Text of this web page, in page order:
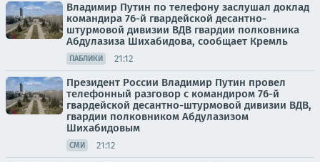
Владимир Путин по телефону заслушал доклад
командира 76-й гвардейской десантно-
штурмовой дивизии ВДВ гвардии полковника
Абдулазиза Шихабидова, сообщает Кремль
ПАБЛИКИ 21:12
Президент России Владимир Путин провел
телефонный разговор с командиром 76-й
гвардейской десантно-штурмовой дивизии ВДВ,
гвардии полковником Абдулазизом
Шихабидовым
СМИ 21:12